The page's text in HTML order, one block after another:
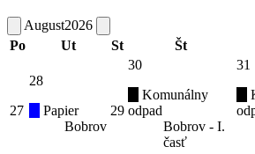
August2026
Po
Ut St Št
27
28
Papier
Bobrov
29
30
Komunálny
odpad
Bobrov - I.
časť
31